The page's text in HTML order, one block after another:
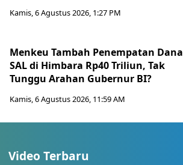
Kamis, 6 Agustus 2026, 1:27 PM
Menkeu Tambah Penempatan Dana
SAL di Himbara Rp40 Triliun, Tak
Tunggu Arahan Gubernur BI?
Kamis, 6 Agustus 2026, 11:59 AM
Video Terbaru